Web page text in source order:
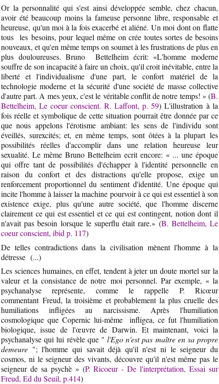
Or la personnalité qui s'est ainsi développée semble, chez chacun,
avoir été beaucoup moins la fameuse personne libre, responsable et
heureuse, qu'un moi à la fois exacerbé et aliéné. Un moi dont on flatte
tous les besoins, pour lequel même on crée toutes sortes de besoins
nouveaux, et qu'en même temps on soumet à les frustrations de plus en
plus douloureuses. Bruno Bettelheim écrit: «L'homme moderne
souffre de son incapacité à faire un choix, qu'il croit inévitable, entre la
liberté et l'individualisme d'une part, le confort matériel de la
technologie moderne et la sécurité d'une société de masse collective
d'autre part. A mes yeux, c'est le véritable conflit de notre temps! » (B.
Bettelheim, Le coeur conscient. R. Laffont, p. 59) L'illustration à la
fois réelle et symbolique de cette situation pourrait être donnée par ce
que nous appelons l'érotisme ambiant: les sens de l'individu sont
éveillés, surexcités; et, en même temps, sont ôtées à la plupart les
possibilités réelles d'accomplir dans une relation heureuse leur
sexualité. Le même Bruno Bettelheim ecrit encore: « ... une époque
qui offre tant de possibilités d'échapper à l'identité personnelle en
raison du confort et des distractions qu'elle propose, exige un
renforcement proportionnel du sentiment d'identité. Une époque qui
incite l'homme à laisser la machine pourvoir à ce qui est essentiel à son
existence exige, plus qu'une autre société, que l'homme discerne
clairement ce qui est essentiel et ce qui est contingent, notion dont il
n'avait pas besoin lorsque le superflu était rare.» (B. Bettelheim, Le
coeur conscient, ibid p. 117)
De telles contradictions dans la civilisation mènent l'homme à la
détresse (...)
Les sciences humaines, en effet, tendent à jeter un doute mortel sur la
valeur et la consistance de notre moi personnel. Par exemple, « la
psychanalyse représente, comme le rappelle P. Ricœur
commentant Freud, la troisième et probablement la plus cruelle des
humiliations infligées au narcissisme. Après l'humiliation
cosmologique que Copernic lui-même infligea, ce fut l'humiliation
biologique, issue de l'œuvre de Darwin. Et maintenant, voici la
psychanalyse qui lui révèle que " l'Ego n'est pas maître en sa propre
demeure "; l'homme qui savait déjà qu'il n'est ni le seigneur du
cosmos, ni le seigneur des vivants, découvre qu'il n'est même pas le
seigneur de sa psychè » (P. Ricoeur - De l'interprétation, Essai sur
Freud, Ed du Seuil, p.414)